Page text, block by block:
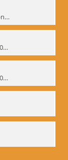
Biomechanik- Abschlusspräsentation des Workshops Sommer 2001
Biomechanik-Workshop, Sommer 2002
Biomechanik-Workshop, Sommer 2003